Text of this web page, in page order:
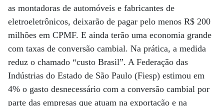
as montadoras de automóveis e fabricantes de
eletroeletrônicos, deixarão de pagar pelo menos R$ 200
milhões em CPMF. E ainda terão uma economia grande
com taxas de conversão cambial. Na prática, a medida
reduz o chamado “custo Brasil”. A Federação das
Indústrias do Estado de São Paulo (Fiesp) estimou em
4% o gasto desnecessário com a conversão cambial por
parte das empresas que atuam na exportação e na